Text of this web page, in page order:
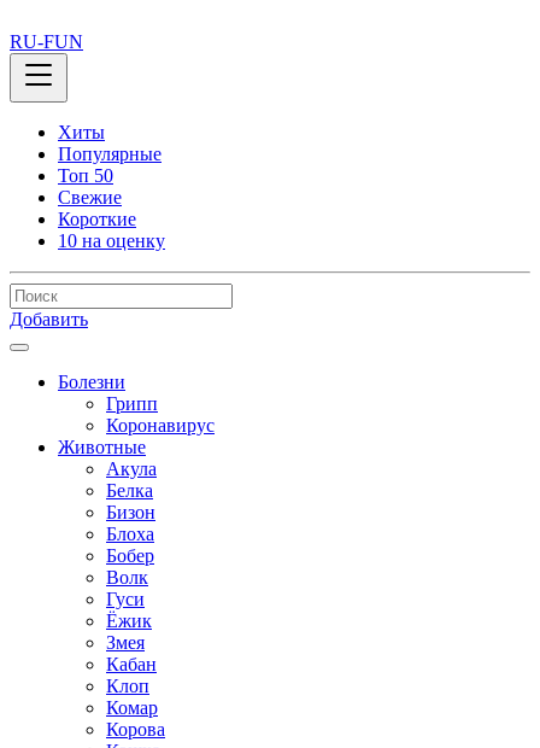
RU-FUN
Хиты
Популярные
Топ 50
Свежие
Короткие
10 на оценку
Добавить
Болезни
Грипп
Коронавирус
Животные
Акула
Белка
Бизон
Блоха
Бобер
Волк
Гуси
Ёжик
Змея
Кабан
Клоп
Комар
Корова